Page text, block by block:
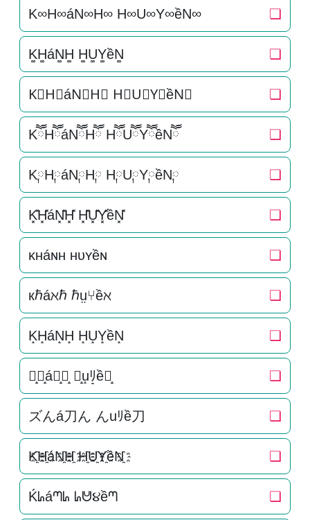
K∞H∞áN∞H∞ H∞U∞Y∞ềN∞ ❏
K͚H͚áN͚H͚ H͚U͚Y͚ềN͚ ❏
K⃒H⃒áN⃒H⃒ H⃒U⃒Y⃒ềN⃒ ❏
KཽHཽáNཽHཽ HཽUཽYཽềNཽ ❏
K༙H༙áN༙H༙ H༙U༙Y༙ềN༙ ❏
K͓̽H͓̽áN͓̽H͓̽ H͓̽U͓̽Y͓̽ềN͓̽ ❏
ᴋʜáɴʜ ʜᴜʏềɴ ❏
кℏáℵℏ ℏṳ⑂ềℵ ❏
K̝H̝áN̝H̝ H̝U̝Y̝ềN̝ ❏
ズ̝ん̝á刀̝ん̝ ん̝u̝ﾘ̝ề刀̝ ❏
ズんá刀ん んuﾘề刀 ❏
K҈H҈áN҈H҈ H҈U҈Y҈ềN҈ ❏
Ḱᖺáᘉᖺ ᖺᕰ૪ềᘉ ❏